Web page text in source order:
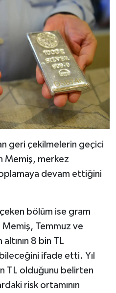
geri çekilmelerin geçici
Memiş, merkez
devam ettiğini
bölüm ise gram
Memiş, Temmuz ve
8 bin TL
ifade etti. Yıl
TL olduğunu belirten
risk ortamının